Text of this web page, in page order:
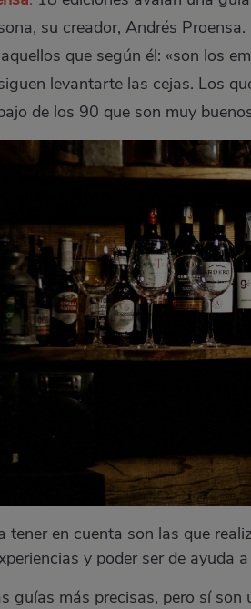
su creador, Andrés
que según él: «son los
levantarte las cejas. Los
de los 90 que son muy
tener en cuenta son las que
y poder ser de ayuda
guías más precisas, pero sí